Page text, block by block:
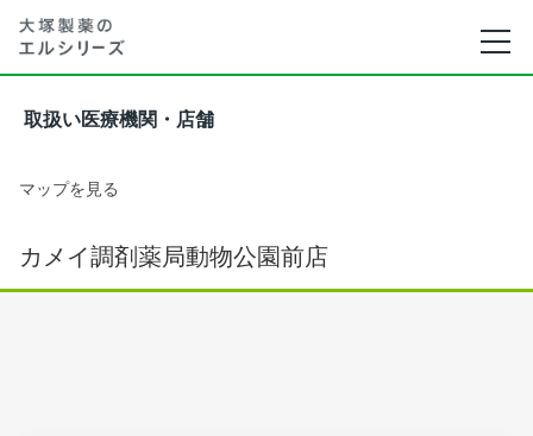
取扱い医療機関・店舗
マップを見る
カメイ調剤薬局動物公園前店